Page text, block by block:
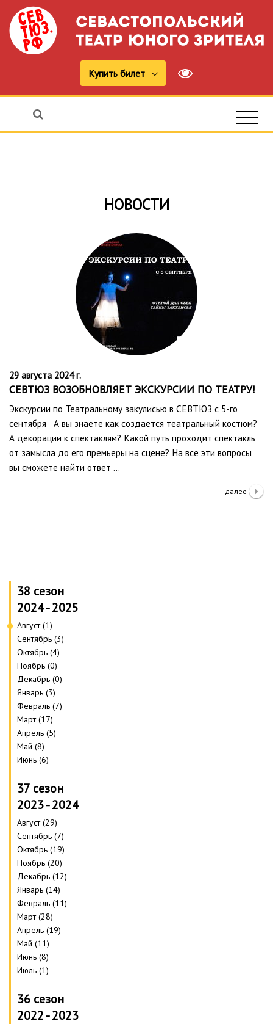
Купить билет
НОВОСТИ
29 августа 2024 г.
СЕВТЮЗ ВОЗОБНОВЛЯЕТ ЭКСКУРСИИ ПО ТЕАТРУ!
Экскурсии по Театральному закулисью в СЕВТЮЗ с 5-го
сентября А вы знаете как создается театральный костюм?
А декорации к спектаклям? Какой путь проходит спектакль
от замысла до его премьеры на сцене? На все эти вопросы
вы сможете найти ответ …
далее
38 сезон
2024 - 2025
Август (1)
Сентябрь (3)
Октябрь (4)
Ноябрь (0)
Декабрь (0)
Январь (3)
Февраль (7)
Март (17)
Апрель (5)
Май (8)
Июнь (6)
37 сезон
2023 - 2024
Август (29)
Сентябрь (7)
Октябрь (19)
Ноябрь (20)
Декабрь (12)
Январь (14)
Февраль (11)
Март (28)
Апрель (19)
Май (11)
Июнь (8)
Июль (1)
36 сезон
2022 - 2023